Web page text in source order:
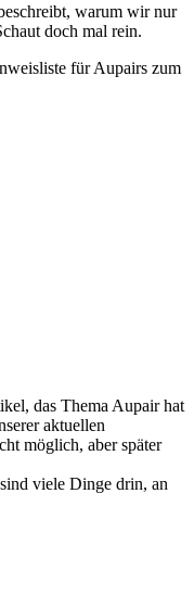
warum wir nur
doch mal rein.
für Aupairs zum
das Thema Aupair hat
aktuellen
möglich, aber später
viele Dinge drin, an